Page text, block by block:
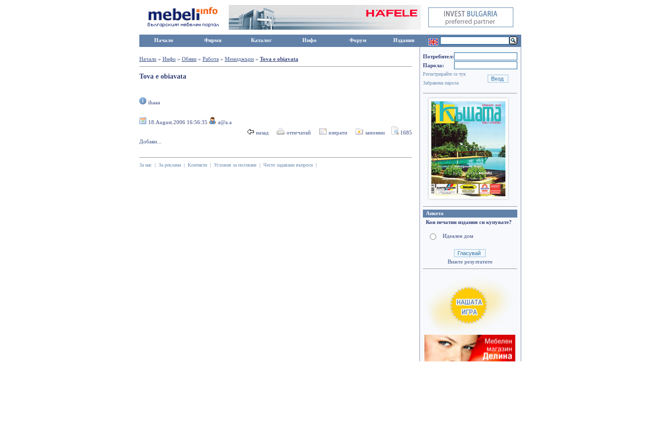
Начало Фирми Каталог Инфо Форум Издания
Начало » Инфо » Обяви» Работа» Мениджъри» Tova e obiavata
Tova e obiavata
ihaaa
18.August.2006 16:56:35
a@a.a
назад
отпечатай изпрати запомни
1685
Добави...
За нас| За реклама| Контакти| Условия за ползване| Често задавани въпроси|
Потребител:
Парола:
Регистрирайте се тук
Забравена парола
Анкета
Кои печатни издания си купувате?
Идеален дом
Вижте резултатите